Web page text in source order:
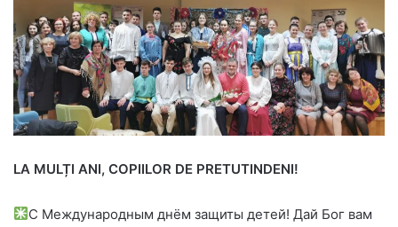
LA MULȚI ANI, COPIILOR DE PRETUTINDENI!
С Международным днём защиты детей! Дай Бог вам